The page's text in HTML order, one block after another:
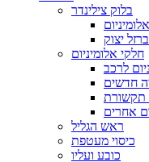
בלוק צילינדר
יצוק
חלקי אלומיניום
לרכב
חדשים
תקשורת
אחרים
ראש הגליל
כיסוי מעטפת
כובע ועליו